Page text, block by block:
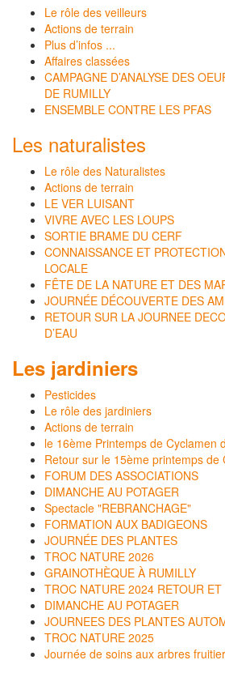
Le rôle des veilleurs
Actions de terrain
Plus d’infos ...
Affaires classées
CAMPAGNE D’ANALYSE DES
DE RUMILLY
ENSEMBLE CONTRE LES PFAS
Les naturalistes
Le rôle des Naturalistes
Actions de terrain
LE VER LUISANT
VIVRE AVEC LES LOUPS
SORTIE BRAME DU CERF
CONNAISSANCE ET
LOCALE
FÊTE DE LA NATURE ET DES
JOURNÉE DÉCOUVERTE DES
RETOUR SUR LA JOURNEE
D’EAU
Les jardiniers
Pesticides
Le rôle des jardiniers
Actions de terrain
le 16ème Printemps de Cyclamen
Retour sur le 15ème printemps de
FORUM DES ASSOCIATIONS
DIMANCHE AU POTAGER
Spectacle "REBRANCHAGE"
FORMATION AUX BADIGEONS
JOURNÉE DES PLANTES
TROC NATURE 2026
GRAINOTHÈQUE À RUMILLY
TROC NATURE 2024 RETOUR ET
DIMANCHE AU POTAGER
JOURNEES DES PLANTES
TROC NATURE 2025
Journée de soins aux arbres